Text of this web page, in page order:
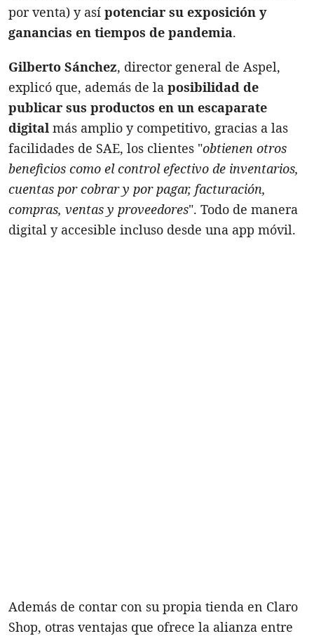
por venta) y así potenciar su exposición y
ganancias en tiempos de pandemia.
Gilberto Sánchez, director general de Aspel,
explicó que, además de la posibilidad de
publicar sus productos en un escaparate
digital más amplio y competitivo, gracias a las
facilidades de SAE, los clientes "obtienen otros
beneficios como el control efectivo de inventarios,
cuentas por cobrar y por pagar, facturación,
compras, ventas y proveedores". Todo de manera
digital y accesible incluso desde una app móvil.
Además de contar con su propia tienda en Claro
Shop, otras ventajas que ofrece la alianza entre